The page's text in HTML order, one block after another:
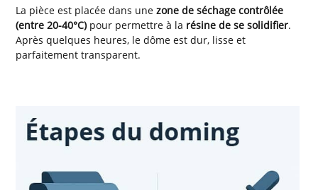
La pièce est placée dans unezone de séchage contrôlée
(entre 20-40°C)pour permettre à la résine de se solidifier.
Après quelques heures, le dôme est dur, lisse et
parfaitement transparent.